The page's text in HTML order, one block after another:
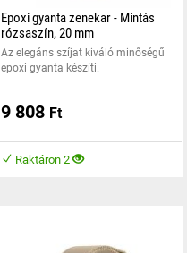
Epoxi gyanta zenekar - Mintás
rózsaszín, 20 mm
Az elegáns szíjat kiváló minőségű
epoxi gyanta készíti.
9 808 Ft
Raktáron 2